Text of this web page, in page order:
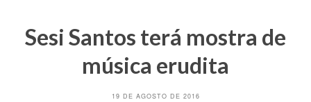
Sesi Santos terá mostra de
música erudita
19 DE AGOSTO DE 2016